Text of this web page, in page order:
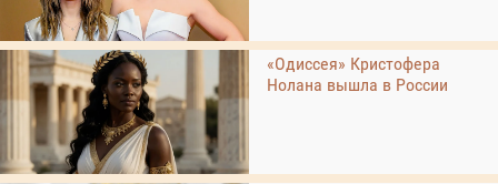
«Одиссея» Кристофера
Нолана вышла в России